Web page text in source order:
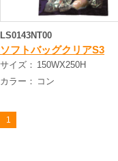
LS0143NT00
ソフトバッグクリアS3
サイズ： 150WX250H
カラー： コン
1